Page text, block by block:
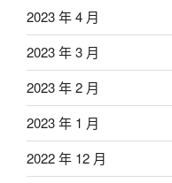
2023 年 4 月
2023 年 3 月
2023 年 2 月
2023 年 1 月
2022 年 12 月